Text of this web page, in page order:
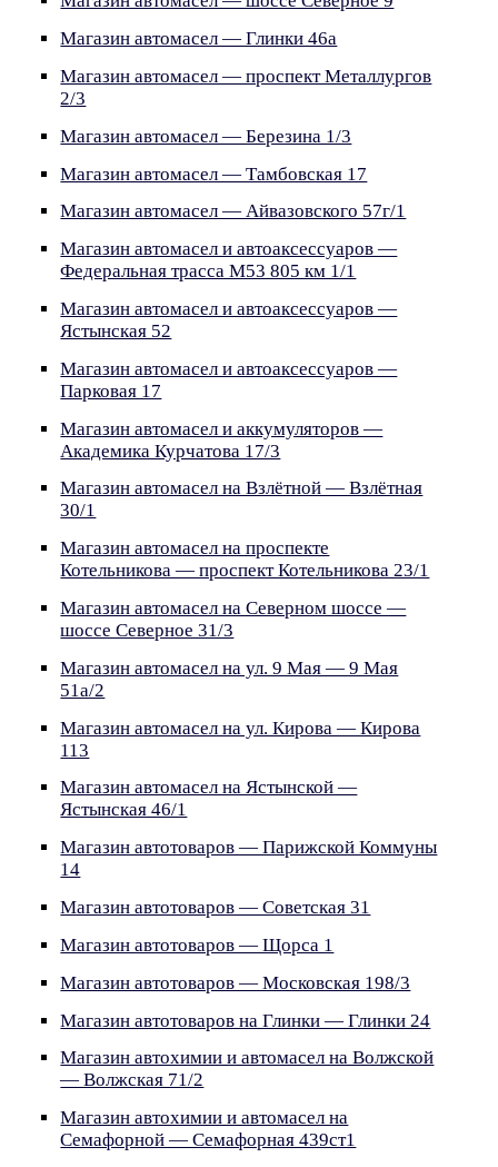
Магазин автомасел — Глинки 46а
Магазин автомасел — проспект Металлургов
2/3
Магазин автомасел — Березина 1/3
Магазин автомасел — Тамбовская 17
Магазин автомасел — Айвазовского 57г/1
Магазин автомасел и автоаксессуаров —
Федеральная трасса М53 805 км 1/1
Магазин автомасел и автоаксессуаров —
Ястынская 52
Магазин автомасел и автоаксессуаров —
Парковая 17
Магазин автомасел и аккумуляторов —
Академика Курчатова 17/3
Магазин автомасел на Взлётной — Взлётная
30/1
Магазин автомасел на проспекте
Котельникова — проспект Котельникова 23/1
Магазин автомасел на Северном шоссе —
шоссе Северное 31/3
Магазин автомасел на ул. 9 Мая — 9 Мая
51а/2
Магазин автомасел на ул. Кирова — Кирова
113
Магазин автомасел на Ястынской —
Ястынская 46/1
Магазин автотоваров — Парижской Коммуны
14
Магазин автотоваров — Советская 31
Магазин автотоваров — Щорса 1
Магазин автотоваров — Московская 198/3
Магазин автотоваров на Глинки — Глинки 24
Магазин автохимии и автомасел на Волжской
— Волжская 71/2
Магазин автохимии и автомасел на
Семафорной — Семафорная 439ст1